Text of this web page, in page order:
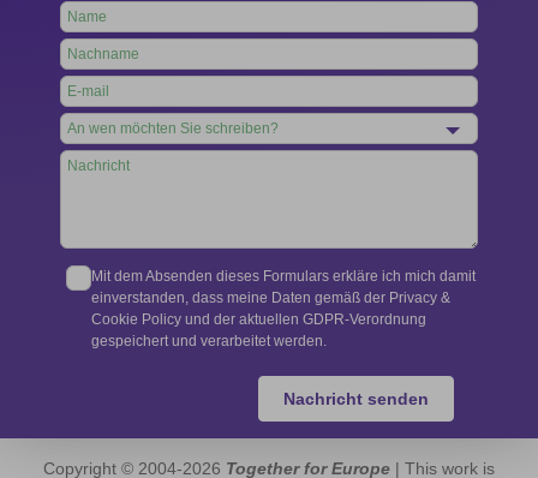
Leave
this
field
blank
Mit dem Absenden dieses Formulars erkläre ich mich damit
einverstanden, dass meine Daten gemäß der Privacy &
Cookie Policy und der aktuellen GDPR-Verordnung
gespeichert und verarbeitet werden.
Nachricht senden
Copyright © 2004-2026 Together for Europe | This work is